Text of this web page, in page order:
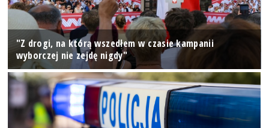
"Z drogi, na którą wszedłem w czasie kampanii
wyborczej nie zejdę nigdy"